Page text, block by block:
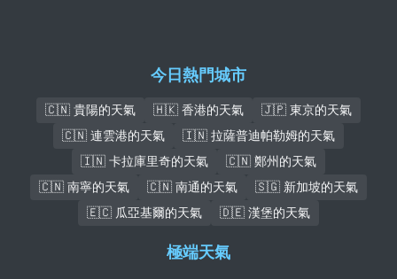
今日熱門城市
🇨🇳 貴陽的天氣 🇭🇰 香港的天氣
🇯🇵 東京的天氣
🇨🇳 連雲港的天氣
🇮🇳 拉薩普迪帕勒姆的天氣
🇮🇳 卡拉庫里奇的天氣
🇨🇳 鄭州的天氣
🇨🇳 南寧的天氣
🇨🇳 南通的天氣
🇸🇬 新加坡的天氣
🇪🇨 瓜亞基爾的天氣
🇩🇪 漢堡的天氣
極端天氣